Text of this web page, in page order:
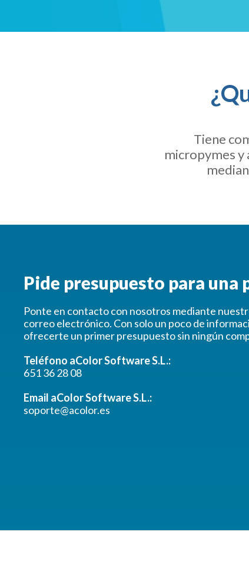
Tiene
micropymes
Pide presupuesto para una
Ponte en contacto con nosotros mediante
correo electrónico. Con solo un poco de
ofrecerte un primer presupuesto sin ningún
Teléfono aColor Software S.L.:
651 36 28 08
Email aColor Software S.L.:
soporte@acolor.es